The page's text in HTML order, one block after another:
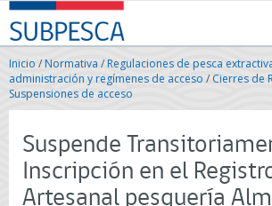
Contenido
principal
SUBPESCA
-
Subsecretaría
de
Pesca
y
-
Gobierno
de
Chile
Inicio /Normativa / Regulaciones de pesca
administración y regímenes de acceso / Cierres de
Suspensiones de acceso
Suspende
Inscripción en el
Artesanal pesquería